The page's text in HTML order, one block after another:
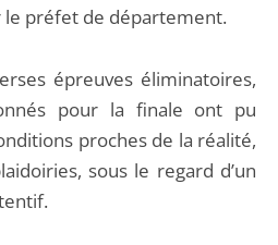
préfet de département.
épreuves éliminatoires,
pour la finale ont pu
proches de la réalité,
sous le regard d’un